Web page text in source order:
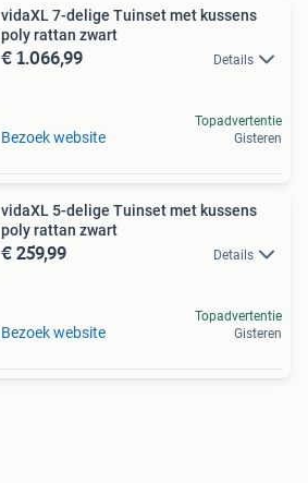
vidaXL 7-delige Tuinset met kussens
poly rattan zwart
€ 1.066,99 Details
Bezoek website
Topadvertentie
Gisteren
vidaXL 5-delige Tuinset met kussens
poly rattan zwart
€ 259,99 Details
Bezoek website
Topadvertentie
Gisteren